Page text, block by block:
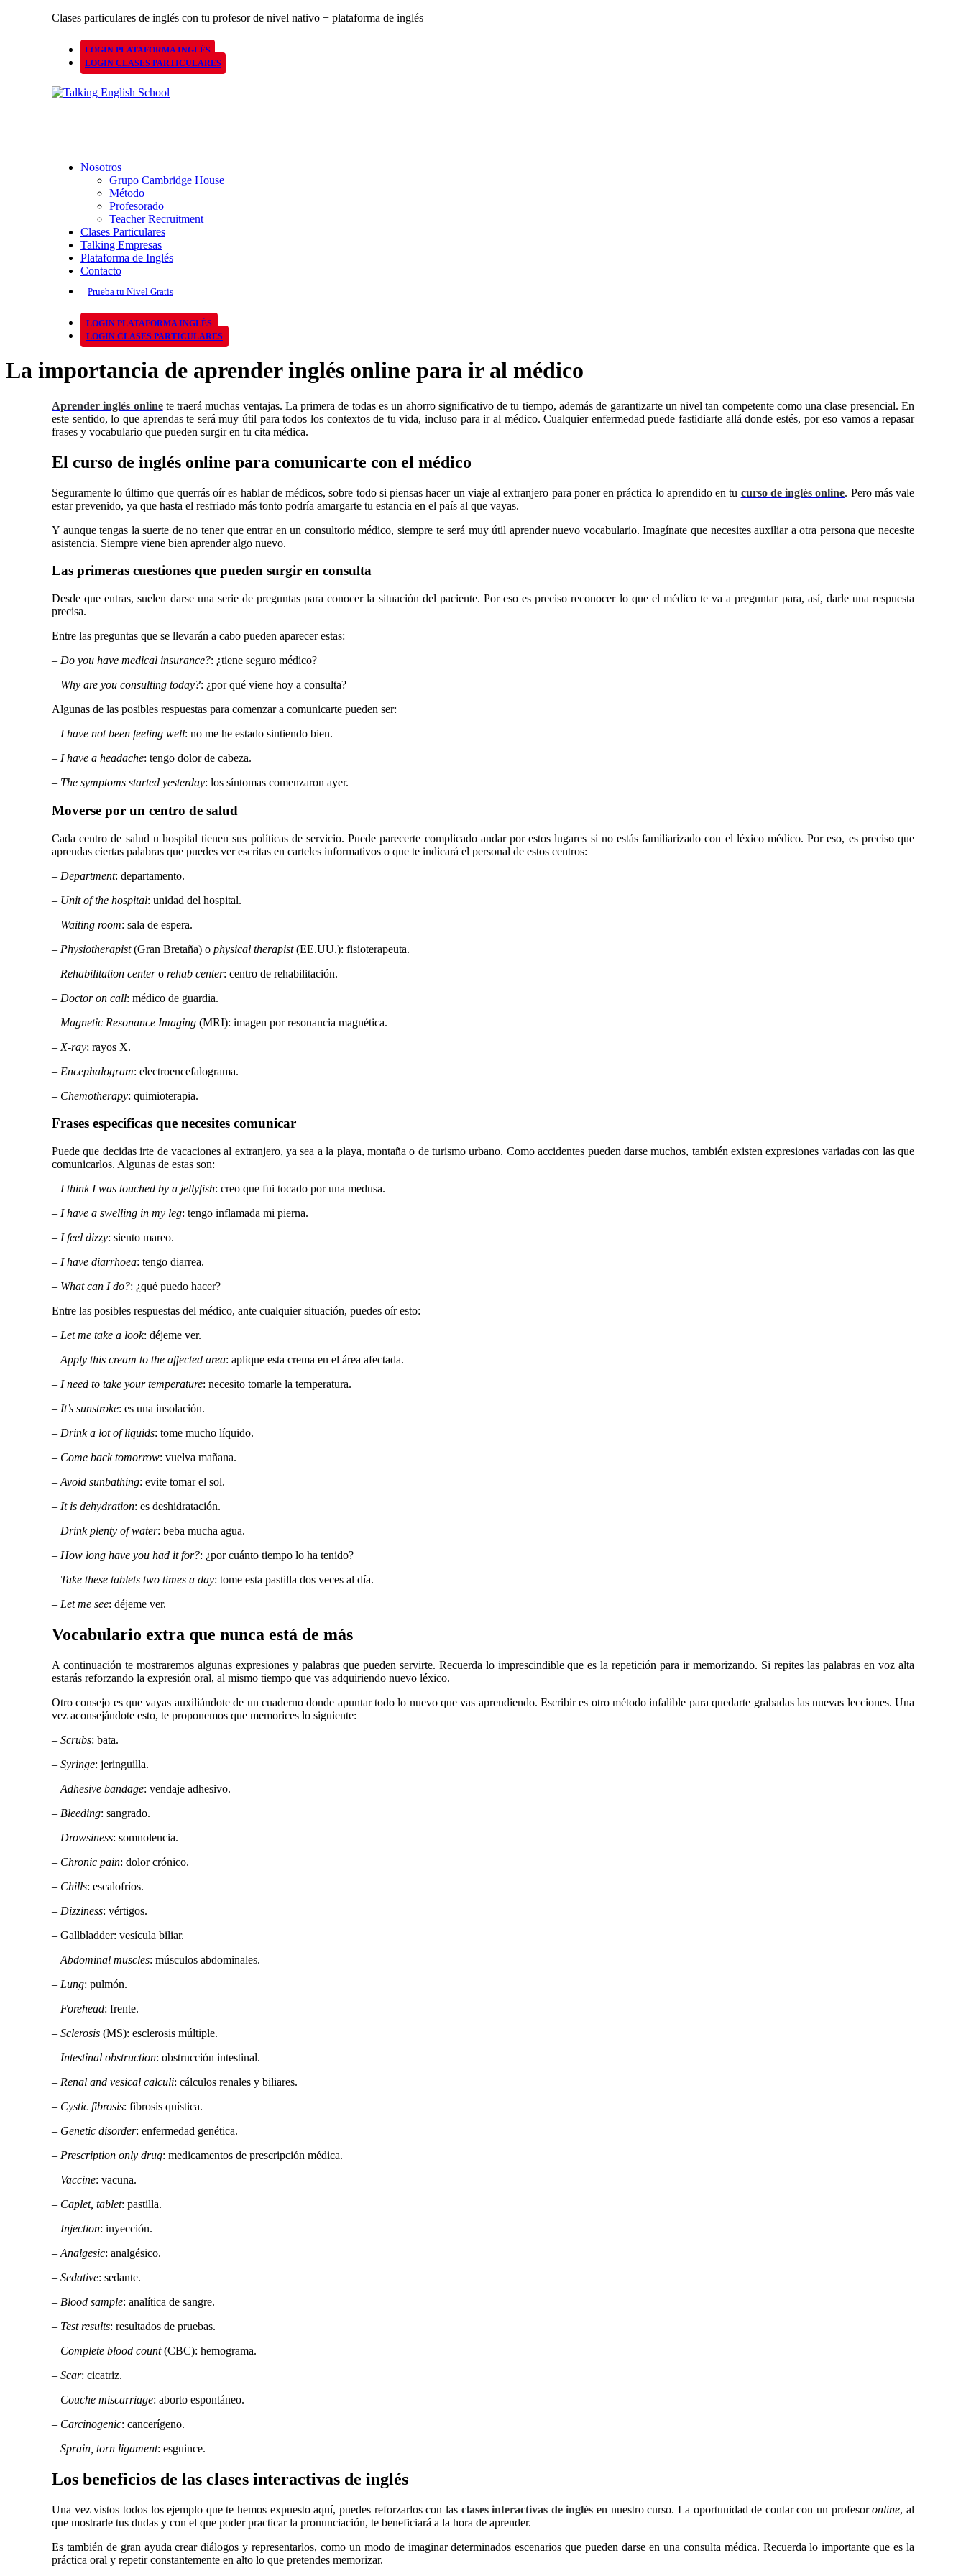
Clases particulares de inglés con tu profesor de nivel nativo + plataforma de inglés
LOGIN PLATAFORMA INGLÉS
LOGIN CLASES PARTICULARES
Nosotros
Grupo Cambridge House
Método
Profesorado
Teacher Recruitment
Clases Particulares
Talking Empresas
Plataforma de Inglés
Contacto
Prueba tu Nivel Gratis
LOGIN PLATAFORMA INGLÉS
LOGIN CLASES PARTICULARES
La importancia de aprender inglés online para ir al médico
Aprender inglés onlinete traerá muchas ventajas. La primera de todas es un ahorro significativo de tu tiempo, además de garantizarte un nivel tan competente como una clase presencial. En
este sentido, lo que aprendas te será muy útil para todos los contextos de tu vida, incluso para ir al médico. Cualquier enfermedad puede fastidiarte allá donde estés, por eso vamos a repasar
frases y vocabulario que pueden surgir en tu cita médica.
El curso de inglés online para comunicarte con el médico
Seguramente lo último que querrás oír es hablar de médicos, sobre todo si piensas hacer un viaje al extranjero para poner en práctica lo aprendido en tu curso de inglés online. Pero más vale
estar prevenido, ya que hasta el resfriado más tonto podría amargarte tu estancia en el país al que vayas.
Y aunque tengas la suerte de no tener que entrar en un consultorio médico, siempre te será muy útil aprender nuevo vocabulario. Imagínate que necesites auxiliar a otra persona que necesite
asistencia. Siempre viene bien aprender algo nuevo.
Las primeras cuestiones que pueden surgir en consulta
Desde que entras, suelen darse una serie de preguntas para conocer la situación del paciente. Por eso es preciso reconocer lo que el médico te va a preguntar para, así, darle una respuesta
precisa.
Entre las preguntas que se llevarán a cabo pueden aparecer estas:
– Do you have medical insurance?: ¿tiene seguro médico?
– Why are you consulting today?: ¿por qué viene hoy a consulta?
Algunas de las posibles respuestas para comenzar a comunicarte pueden ser:
– I have not been feeling well: no me he estado sintiendo bien.
– I have a headache: tengo dolor de cabeza.
– The symptoms started yesterday: los síntomas comenzaron ayer.
Moverse por un centro de salud
Cada centro de salud u hospital tienen sus políticas de servicio. Puede parecerte complicado andar por estos lugares si no estás familiarizado con el léxico médico. Por eso, es preciso que
aprendas ciertas palabras que puedes ver escritas en carteles informativos o que te indicará el personal de estos centros:
– Department: departamento.
– Unit of the hospital: unidad del hospital.
– Waiting room: sala de espera.
– Physiotherapist(Gran Bretaña) o physical therapist(EE.UU.): fisioterapeuta.
– Rehabilitation centero rehab center: centro de rehabilitación.
– Doctor on call: médico de guardia.
– Magnetic Resonance Imaging (MRI): imagen por resonancia magnética.
– X-ray: rayos X.
– Encephalogram: electroencefalograma.
– Chemotherapy: quimioterapia.
Frases específicas que necesites comunicar
Puede que decidas irte de vacaciones al extranjero, ya sea a la playa, montaña o de turismo urbano. Como accidentes pueden darse muchos, también existen expresiones variadas con las que
comunicarlos. Algunas de estas son:
– I think I was touched by a jellyfish: creo que fui tocado por una medusa.
– I have a swelling in my leg: tengo inflamada mi pierna.
– I feel dizzy: siento mareo.
– I have diarrhoea: tengo diarrea.
– What can I do?: ¿qué puedo hacer?
Entre las posibles respuestas del médico, ante cualquier situación, puedes oír esto:
– Let me take a look: déjeme ver.
– Apply this cream to the affected area: aplique esta crema en el área afectada.
– I need to take your temperature: necesito tomarle la temperatura.
– It’s sunstroke: es una insolación.
– Drink a lot of liquids: tome mucho líquido.
– Come back tomorrow: vuelva mañana.
– Avoid sunbathing: evite tomar el sol.
– It is dehydration: es deshidratación.
– Drink plenty of water: beba mucha agua.
– How long have you had it for?: ¿por cuánto tiempo lo ha tenido?
– Take these tablets two times a day: tome esta pastilla dos veces al día.
– Let me see: déjeme ver.
Vocabulario extra que nunca está de más
A continuación te mostraremos algunas expresiones y palabras que pueden servirte. Recuerda lo imprescindible que es la repetición para ir memorizando. Si repites las palabras en voz alta
estarás reforzando la expresión oral, al mismo tiempo que vas adquiriendo nuevo léxico.
Otro consejo es que vayas auxiliándote de un cuaderno donde apuntar todo lo nuevo que vas aprendiendo. Escribir es otro método infalible para quedarte grabadas las nuevas lecciones. Una
vez aconsejándote esto, te proponemos que memorices lo siguiente:
– Scrubs: bata.
– Syringe: jeringuilla.
– Adhesive bandage: vendaje adhesivo.
– Bleeding: sangrado.
– Drowsiness: somnolencia.
– Chronic pain: dolor crónico.
– Chills: escalofríos.
– Dizziness: vértigos.
– Gallbladder: vesícula biliar.
– Abdominal muscles: músculos abdominales.
– Lung: pulmón.
– Forehead: frente.
– Sclerosis (MS): esclerosis múltiple.
– Intestinal obstruction: obstrucción intestinal.
– Renal and vesical calculi: cálculos renales y biliares.
– Cystic fibrosis: fibrosis quística.
– Genetic disorder: enfermedad genética.
– Prescription only drug: medicamentos de prescripción médica.
– Vaccine: vacuna.
– Caplet, tablet: pastilla.
– Injection: inyección.
– Analgesic: analgésico.
– Sedative: sedante.
– Blood sample: analítica de sangre.
– Test results: resultados de pruebas.
– Complete blood count(CBC): hemograma.
– Scar: cicatriz.
– Couche miscarriage: aborto espontáneo.
– Carcinogenic: cancerígeno.
– Sprain, torn ligament: esguince.
Los beneficios de las clases interactivas de inglés
Una vez vistos todos los ejemplo que te hemos expuesto aquí, puedes reforzarlos con las clases interactivas de inglés en nuestro curso. La oportunidad de contar con un profesoronline, al
que mostrarle tus dudas y con el que poder practicar la pronunciación, te beneficiará a la hora de aprender.
Es también de gran ayuda crear diálogos y representarlos, como un modo de imaginar determinados escenarios que pueden darse en una consulta médica. Recuerda lo importante que es la
práctica oral y repetir constantemente en alto lo que pretendes memorizar.